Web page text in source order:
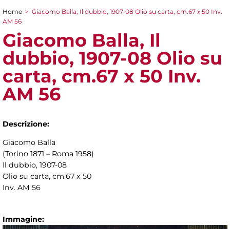
Tu sei qui
Home > Giacomo Balla, Il dubbio, 1907-08 Olio su carta, cm.67 x 50 Inv.
AM 56
Giacomo Balla, Il
dubbio, 1907-08 Olio su
carta, cm.67 x 50 Inv.
AM 56
Descrizione:
Giacomo Balla
(Torino 1871 – Roma 1958)
Il dubbio, 1907-08
Olio su carta, cm.67 x 50
Inv. AM 56
Immagine: